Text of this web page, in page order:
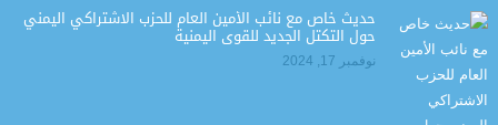
حديث خاص مع نائب الأمين العام للحزب الاشتراكي اليمني
حول التكتل الجديد للقوى اليمنية
نوفمبر 17, 2024